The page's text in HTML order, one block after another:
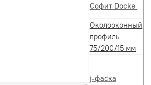
Софит Docke
Околооконный
профиль
75/200/15 мм
j-фаска